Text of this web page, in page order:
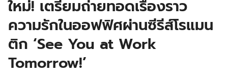
ใหม่! เตรียมถ่ายทอดเรื่องราว
ความรักในออฟฟิศผ่านซีรีส์โรแมน
ติก ‘See You at Work
Tomorrow!’